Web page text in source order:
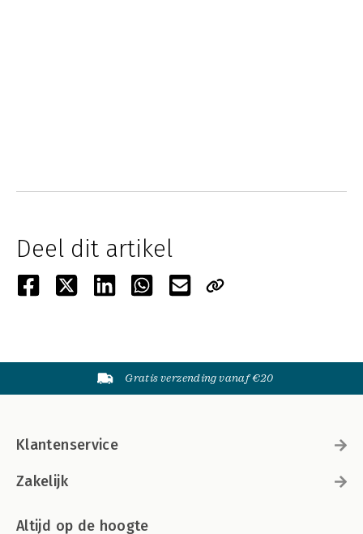
Deel dit artikel
Gratis verzending vanaf €20
Klantenservice
Zakelijk
Altijd op de hoogte